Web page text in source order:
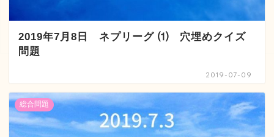
2019年7月8日 ネプリーグ ⑴ 穴埋めクイズ
問題
2019-07-09
総合問題